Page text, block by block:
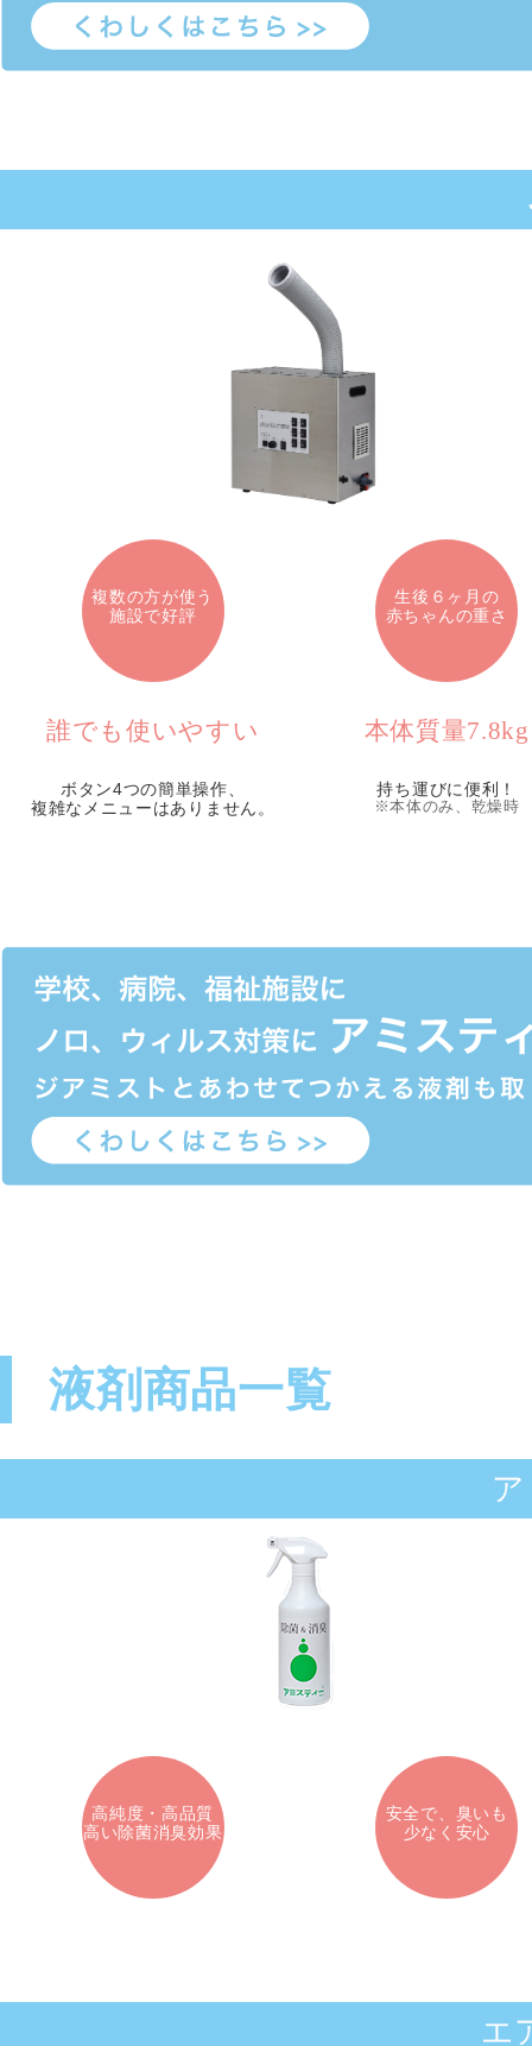
複数の方が使う
施設で好評
誰でも使いやすい
ボタン4つの簡単操作、
複雑なメニューはありません。
生後６ヶ月の
赤ちゃんの重さ
本体質量7.8kg
持ち運びに便利！
※本体のみ、乾燥時
液剤商品一覧
高純度・高品質
高い除菌消臭効果
安全で、臭いも
少なく安心
エ